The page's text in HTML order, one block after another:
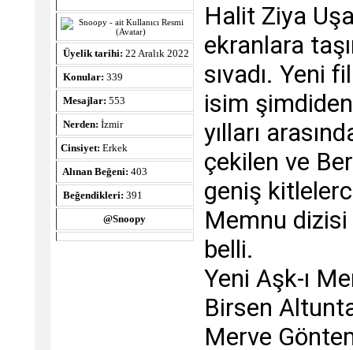
Üyelik tarihi: 22 Aralık 2022
Konular: 339
Mesajlar: 553
Nerden: İzmir
Cinsiyet: Erkek
Alınan Beğeni: 403
Beğendikleri: 391
@Snoopy
Halit Ziya
ekranlara
sıvadı. Yeni
isim
yılları
çekilen ve
geniş
Memnu
belli.
Yeni Aşk-ı
Birsen
Merve